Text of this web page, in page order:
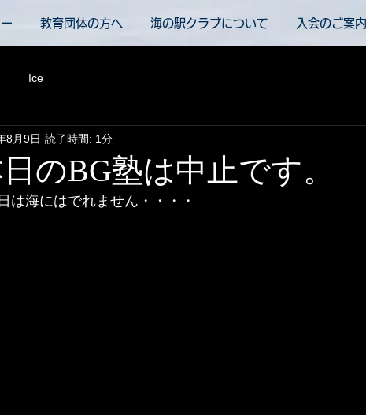
教育団体の方へ 海の駅クラブについて 入会のご案内
Ice
BG塾は中止です。
8月9日 読了時間: 1分
は海にはでれません・・・・